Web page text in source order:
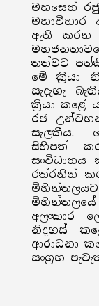
මහසෙන්
මහාවිහාර
ඇති කරන
තත්වට
මේ ක්‍රියා
සැදැහැ
ක්‍රියා
රජ
සැලකීය.
සිහිපත්
රත්රනින්
අලංකාර
නිදහස්
ආරාධනා
සංග්‍රහ